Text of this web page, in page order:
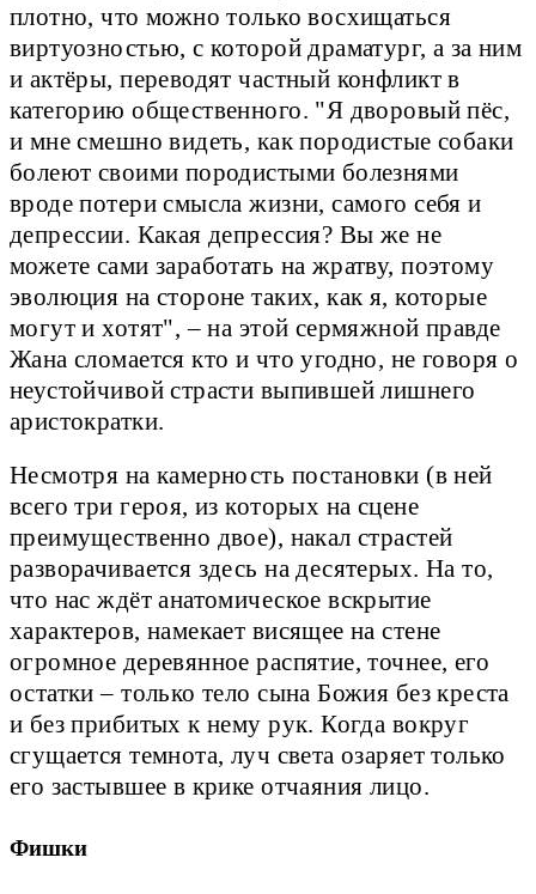
плотно, что можно только восхищаться
виртуозностью, с которой драматург, а за ним
и актёры, переводят частный конфликт в
категорию общественного. "Я дворовый пёс,
и мне смешно видеть, как породистые собаки
болеют своими породистыми болезнями
вроде потери смысла жизни, самого себя и
депрессии. Какая депрессия? Вы же не
можете сами заработать на жратву, поэтому
эволюция на стороне таких, как я, которые
могут и хотят", – на этой сермяжной правде
Жана сломается кто и что угодно, не говоря о
неустойчивой страсти выпившей лишнего
аристократки.
Несмотря на камерность постановки (в ней
всего три героя, из которых на сцене
преимущественно двое), накал страстей
разворачивается здесь на десятерых. На то,
что нас ждёт анатомическое вскрытие
характеров, намекает висящее на стене
огромное деревянное распятие, точнее, его
остатки – только тело сына Божия без креста
и без прибитых к нему рук. Когда вокруг
сгущается темнота, луч света озаряет только
его застывшее в крике отчаяния лицо.
Фишки